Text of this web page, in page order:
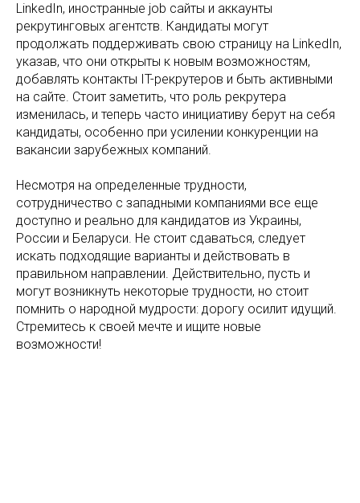
LinkedIn, иностранные job сайты и аккаунты
рекрутинговых агентств. Кандидаты могут
продолжать поддерживать свою страницу на LinkedIn,
указав, что они открыты к новым возможностям,
добавлять контакты IT-рекрутеров и быть активными
на сайте. Стоит заметить, что роль рекрутера
изменилась, и теперь часто инициативу берут на себя
кандидаты, особенно при усилении конкуренции на
вакансии зарубежных компаний.
Несмотря на определенные трудности,
сотрудничество с западными компаниями все еще
доступно и реально для кандидатов из Украины,
России и Беларуси. Не стоит сдаваться, следует
искать подходящие варианты и действовать в
правильном направлении. Действительно, пусть и
могут возникнуть некоторые трудности, но стоит
помнить о народной мудрости: дорогу осилит идущий.
Стремитесь к своей мечте и ищите новые
возможности!